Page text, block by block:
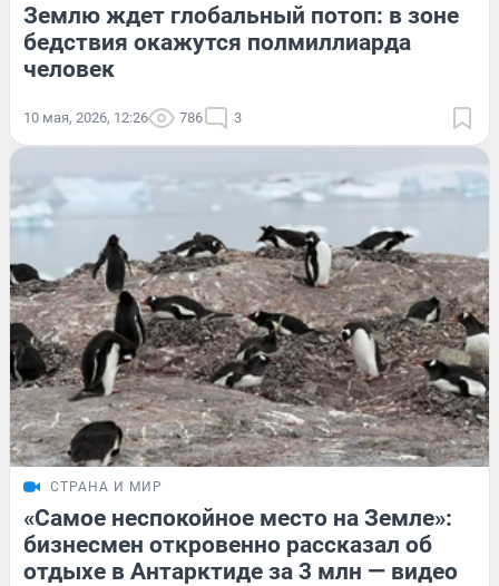
Землю ждет глобальный потоп: в зоне
бедствия окажутся полмиллиарда
человек
10 мая, 2026, 12:26 786 3
СТРАНА И МИР
«Самое неспокойное место на Земле»:
бизнесмен откровенно рассказал об
отдыхе в Антарктиде за 3 млн — видео